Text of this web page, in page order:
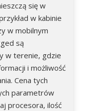
się w
w kabinie
w mobilnym
są
w terenie, gdzie
i możliwość
Cena tych
parametrów
procesora, ilość